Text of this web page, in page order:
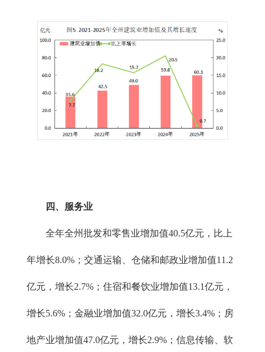
四、服务业
全年全州批发和零售业增加值40.5亿元，比上
年增长8.0%；交通运输、仓储和邮政业增加值11.2
亿元，增长2.7%；住宿和餐饮业增加值13.1亿元，
增长5.6%；金融业增加值32.0亿元，增长3.4%；房
地产业增加值47.0亿元，增长2.9%；信息传输、软